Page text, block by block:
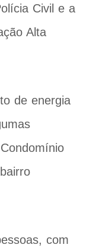
Civil e a
Alta
de energia
com